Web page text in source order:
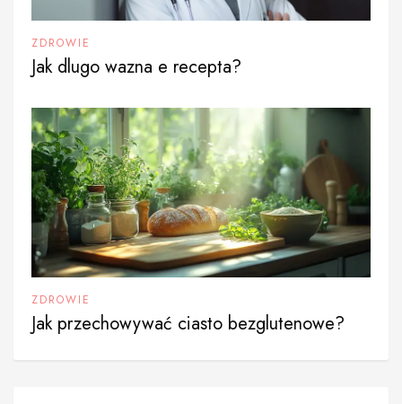
ZDROWIE
Jak dlugo wazna e recepta?
ZDROWIE
Jak przechowywać ciasto bezglutenowe?